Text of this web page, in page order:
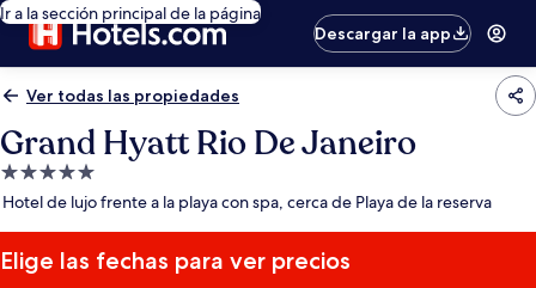
Ir a la sección principal de la página
Descargar la app
Ver todas las propiedades
Grand Hyatt Rio De Janeiro
Propiedad
de
estrellas
Hotel de lujo frente a la playa con spa, cerca de Playa de la reserva
Elige las fechas para ver precios